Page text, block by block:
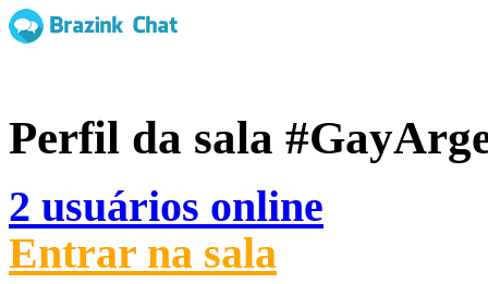
Perfil da sala
2 usuários online
Entrar na sala